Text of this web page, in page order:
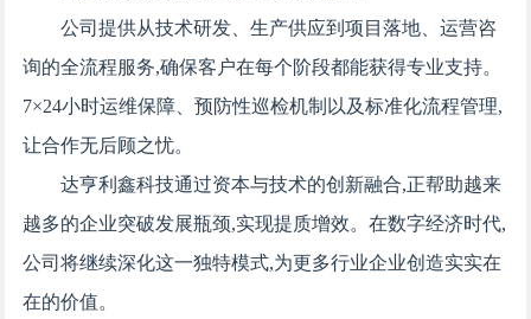
公司提供从技术研发、生产供应到项目落地、运营咨
询的全流程服务,确保客户在每个阶段都能获得专业支持。
7×24小时运维保障、预防性巡检机制以及标准化流程管理,
让合作无后顾之忧。
达亨利鑫科技通过资本与技术的创新融合,正帮助越来
越多的企业突破发展瓶颈,实现提质增效。在数字经济时代,
公司将继续深化这一独特模式,为更多行业企业创造实实在
在的价值。